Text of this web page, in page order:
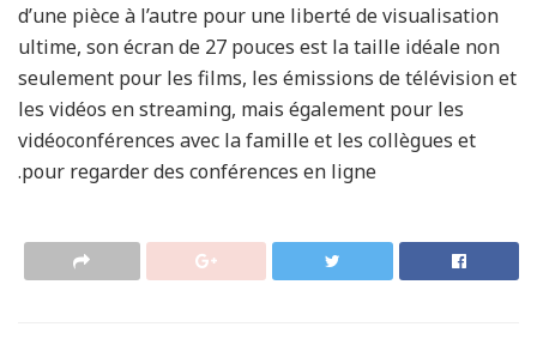
d’une pièce à l’autre pour une liberté de visualisation
ultime, son écran de 27 pouces est la taille idéale non
seulement pour les films, les émissions de télévision et
les vidéos en streaming, mais également pour les
vidéoconférences avec la famille et les collègues et
pour regarder des conférences en ligne.